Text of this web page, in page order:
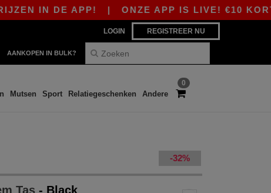
DE APP!|ONZE APP IS LIVE! €10 KORTING
LOGIN REGISTREER NU
AANKOPEN IN BULK?
0
Mutsen Sport Relatiegeschenken Andere
-32%
Tas - Black